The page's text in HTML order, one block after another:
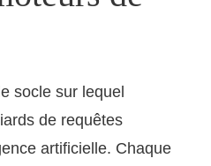
socle sur lequel
de requêtes
artificielle. Chaque